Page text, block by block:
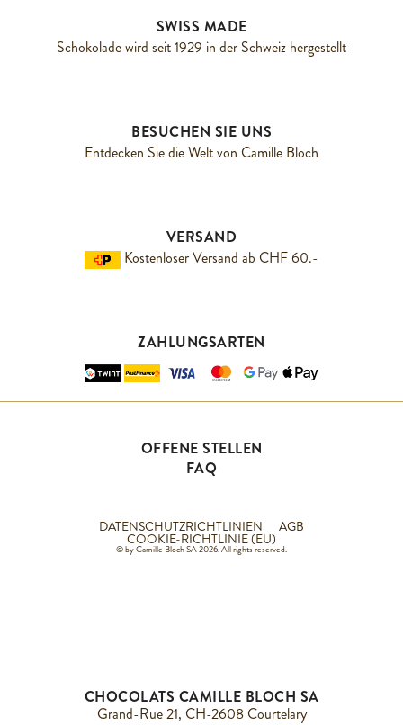
SWISS MADE
Schokolade wird seit 1929 in der Schweiz hergestellt
BESUCHEN SIE UNS
Entdecken Sie die Welt von Camille Bloch
VERSAND
Kostenloser Versand ab CHF 60.-
ZAHLUNGSARTEN
OFFENE STELLEN
FAQ
DATENSCHUTZRICHTLINIEN AGB
COOKIE-RICHTLINIE (EU)
© by Camille Bloch SA 2026. All rights reserved.
CHOCOLATS CAMILLE BLOCH SA
Grand-Rue 21, CH-2608 Courtelary